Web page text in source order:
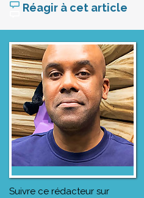
Réagir à cet article
Suivre ce rédacteur sur